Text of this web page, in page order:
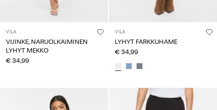
VILA
VIJINKE, NARUOLKAIMINEN
LYHYT MEKKO
€ 34,99
VILA
LYHYT FARKKUHAME
€ 34,99